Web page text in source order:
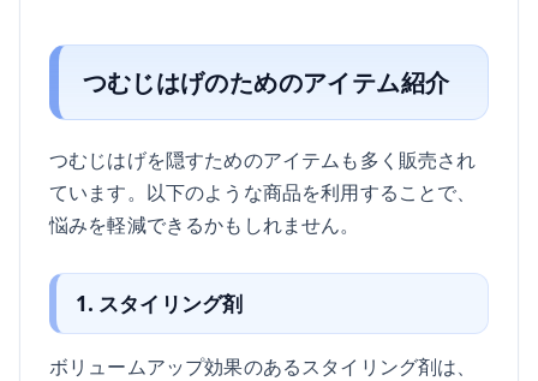
つむじはげのためのアイテム紹介
つむじはげを隠すためのアイテムも多く販売され
ています。以下のような商品を利用することで、
悩みを軽減できるかもしれません。
1. スタイリング剤
ボリュームアップ効果のあるスタイリング剤は、